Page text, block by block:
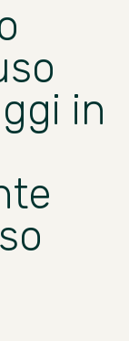
in